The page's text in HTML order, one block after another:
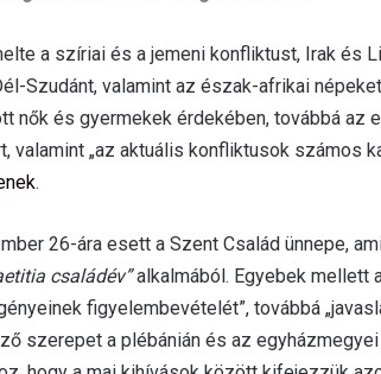
a szíriai és a jemeni konfliktust, Irak és
Szudánt, valamint az észak-afrikai
nők és gyermekek érdekében, továbbá
valamint „az aktuális konfliktusok számos
.
26-ára esett a Szent Család ünnepe,
családév”alkalmából. Egyebek mellett
figyelembevételét”, továbbá
szerepet a plébánián és az